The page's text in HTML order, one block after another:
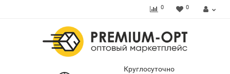
0 0
Круглосуточно